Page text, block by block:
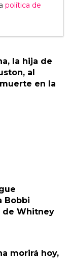
política de
la hija de
al
en la
Bobbi
de Whitney
morirá hoy,